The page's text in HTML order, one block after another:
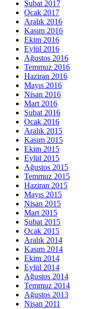
Şubat 2017
Ocak 2017
Aralık 2016
Kasım 2016
Ekim 2016
Eylül 2016
Ağustos 2016
Temmuz 2016
Haziran 2016
Mayıs 2016
Nisan 2016
Mart 2016
Şubat 2016
Ocak 2016
Aralık 2015
Kasım 2015
Ekim 2015
Eylül 2015
Ağustos 2015
Temmuz 2015
Haziran 2015
Mayıs 2015
Nisan 2015
Mart 2015
Şubat 2015
Ocak 2015
Aralık 2014
Kasım 2014
Ekim 2014
Eylül 2014
Ağustos 2014
Temmuz 2014
Ağustos 2013
Nisan 2011